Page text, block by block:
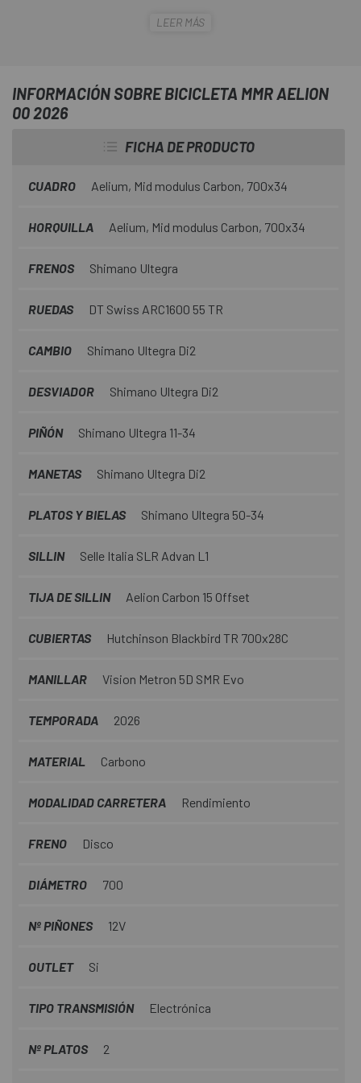
nivel de rendimiento sobresaliente. Ligera, aerodinámica,
LEER MÁS
INFORMACIÓN SOBRE BICICLETA MMR AELION
00 2026
FICHA DE PRODUCTO
CUADRO Aelium, Mid modulus Carbon, 700x34
HORQUILLA Aelium, Mid modulus Carbon, 700x34
FRENOS Shimano Ultegra
RUEDAS DT Swiss ARC1600 55 TR
CAMBIO Shimano Ultegra Di2
DESVIADOR Shimano Ultegra Di2
PIÑÓN Shimano Ultegra 11-34
MANETAS Shimano Ultegra Di2
PLATOS Y BIELAS Shimano Ultegra 50-34
SILLIN Selle Italia SLR Advan L1
TIJA DE SILLIN Aelion Carbon 15 Offset
CUBIERTAS Hutchinson Blackbird TR 700x28C
MANILLAR Vision Metron 5D SMR Evo
TEMPORADA 2026
MATERIAL Carbono
MODALIDAD CARRETERA Rendimiento
FRENO Disco
DIÁMETRO 700
Nº PIÑONES 12V
OUTLET Si
TIPO TRANSMISIÓN Electrónica
Nº PLATOS 2